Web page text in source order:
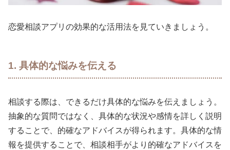
恋愛相談アプリの効果的な活用法を見ていきましょう。
1. 具体的な悩みを伝える
相談する際は、できるだけ具体的な悩みを伝えましょう。
抽象的な質問ではなく、具体的な状況や感情を詳しく説明
することで、的確なアドバイスが得られます。具体的な情
報を提供することで、相談相手がより的確なアドバイスを